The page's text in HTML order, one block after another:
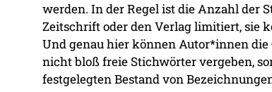
werden. In der Regel ist die Anzahl der
Zeitschrift oder den Verlag limitiert, sie
Und genau hier können Autor*innen
nicht bloß freie Stichwörter vergeben,
festgelegten Bestand von